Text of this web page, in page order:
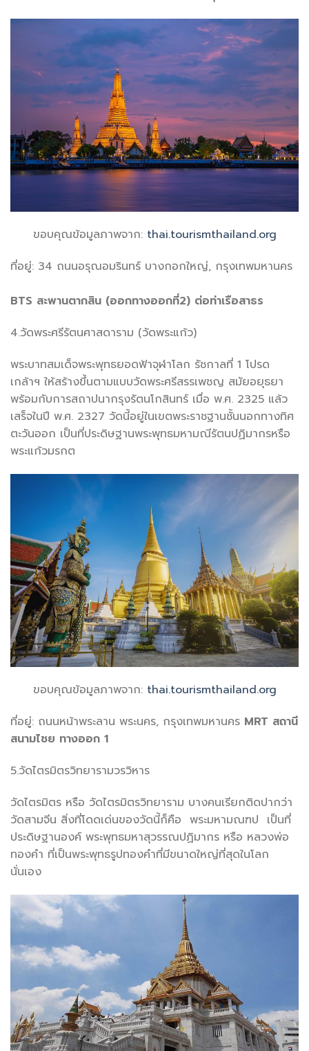
ขอบคุณข้อมูลภาพจาก: thai.tourismthailand.org
ที่อยู่: 34 ถนนอรุณอมรินทร์ บางกอกใหญ่, กรุงเทพมหานคร
BTS สะพานตากสิน (ออกทางออกที่2) ต่อท่าเรือสาธร
4.วัดพระศรีรัตนศาสดาราม (วัดพระแก้ว)
พระบาทสมเด็จพระพุทธยอดฟ้าจุฬาโลก รัชกาลที่ 1 โปรด
เกล้าฯ ให้สร้างขึ้นตามแบบวัดพระศรีสรรเพชญ สมัยอยุธยา
พร้อมกับการสถาปนากรุงรัตนโกสินทร์ เมื่อ พ.ศ. 2325 แล้ว
เสร็จในปี พ.ศ. 2327 วัดนี้อยู่ในเขตพระราชฐานชั้นนอกทางทิศ
ตะวันออก เป็นที่ประดิษฐานพระพุทธมหามณีรัตนปฏิมากรหรือ
พระแก้วมรกต
ขอบคุณข้อมูลภาพจาก: thai.tourismthailand.org
ที่อยู่: ถนนหน้าพระลาน พระนคร, กรุงเทพมหานคร MRT สถานี
สนามไชย ทางออก 1
5.วัดไตรมิตรวิทยารามวรวิหาร
วัดไตรมิตร หรือ วัดไตรมิตรวิทยาราม บางคนเรียกติดปากว่า
วัดสามจีน สิ่งที่โดดเด่นของวัดนี้ก็คือ พระมหามณฑป เป็นที่
ประดิษฐานองค์ พระพุทธมหาสุวรรณปฏิมากร หรือ หลวงพ่อ
ทองคำ ที่เป็นพระพุทธรูปทองคำที่มีขนาดใหญ่ที่สุดในโลก
นั่นเอง